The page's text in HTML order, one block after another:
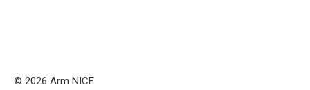
© 2026 Arm NICE